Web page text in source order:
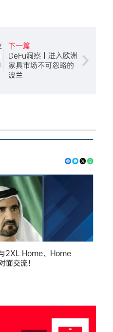
下一篇
DeFu洞察丨进入欧洲
家具市场不可忽略的
波兰
2XL Home、Home
交流！